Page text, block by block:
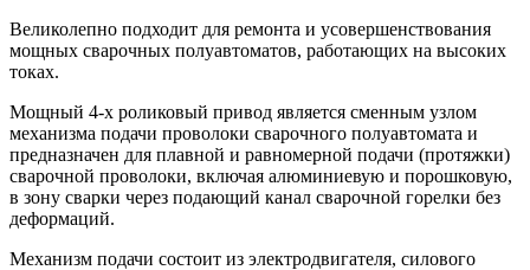
Великолепно подходит для ремонта и усовершенствования
мощных сварочных полуавтоматов, работающих на высоких
токах.
Мощный 4-х роликовый привод является сменным узлом
механизма подачи проволоки сварочного полуавтомата и
предназначен для плавной и равномерной подачи (протяжки)
сварочной проволоки, включая алюминиевую и порошковую,
в зону сварки через подающий канал сварочной горелки без
деформаций.
Механизм подачи состоит из электродвигателя, силового